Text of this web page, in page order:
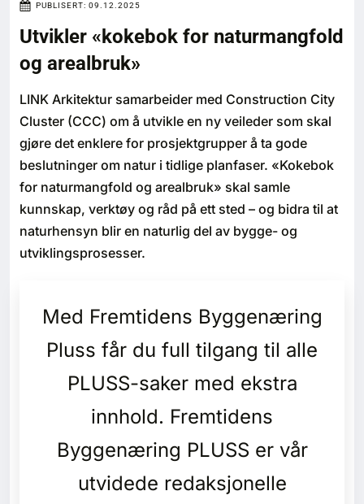
Bærekraft
Digitalisering
Eiendom
Øvrige
Tips redaksjonen
Annonsering
Abonnement Pluss
Kontakt oss
PUBLISERT: 09.12.2025
Utvikler «kokebok for naturmangfold
og arealbruk»
LINK Arkitektur samarbeider med Construction City
Cluster (CCC) om å utvikle en ny veileder som skal
gjøre det enklere for prosjektgrupper å ta gode
beslutninger om natur i tidlige planfaser. «Kokebok
for naturmangfold og arealbruk» skal samle
kunnskap, verktøy og råd på ett sted – og bidra til at
naturhensyn blir en naturlig del av bygge- og
utviklingsprosesser.
Med Fremtidens Byggenæring
Pluss får du full tilgang til alle
PLUSS-saker med ekstra
innhold. Fremtidens
Byggenæring PLUSS er vår
utvidede redaksjonelle